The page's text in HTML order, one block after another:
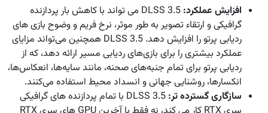
افزایش عملکرد:
DLSS 3.5 می تواند با کاهش بار پردازنده
گرافیکی و ارتقاء تصویر به طور موثر، نرخ فریم و وضوح بازی های
ردیابی پرتو را افزایش دهد. DLSS 3.5 همچنین می‌تواند مزایای
عملکرد بیشتری را برای بازی‌های ردیابی مسیر ارائه دهد، که از
ردیابی پرتو برای تمام جنبه‌های صحنه، مانند سایه‌ها، انعکاس‌ها،
انکسارها، روشنایی جهانی و انسداد محیط استفاده می‌کنند.
سازگاری گسترده تر:
DLSS 3.5 با تمام پردازنده های گرافیکی